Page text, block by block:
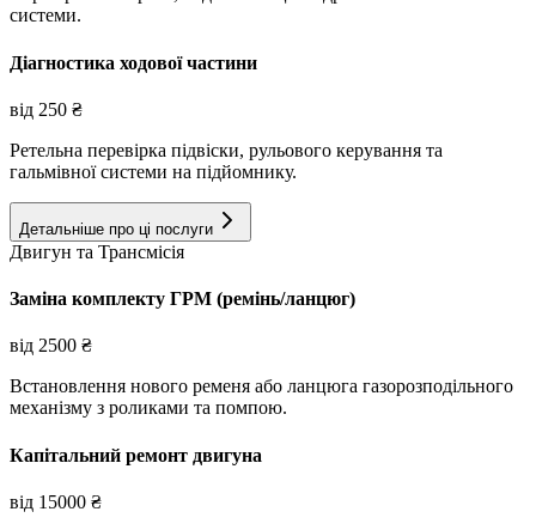
системи.
Діагностика ходової частини
від 250 ₴
Ретельна перевірка підвіски, рульового керування та
гальмівної системи на підйомнику.
Детальніше про ці послуги
Двигун та Трансмісія
Заміна комплекту ГРМ (ремінь/ланцюг)
від 2500 ₴
Встановлення нового ременя або ланцюга газорозподільного
механізму з роликами та помпою.
Капітальний ремонт двигуна
від 15000 ₴